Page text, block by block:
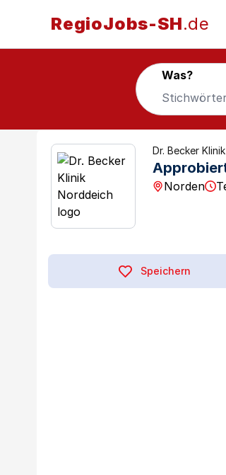
RegioJobs-SH.de
Was?
Dr. Becker
Norden
Speichern